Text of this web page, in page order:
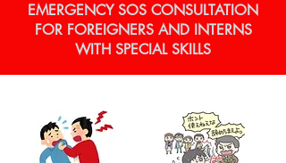
EMERGENCY SOS CONSULTATION
FOR FOREIGNERS AND INTERNS
WITH SPECIAL SKILLS